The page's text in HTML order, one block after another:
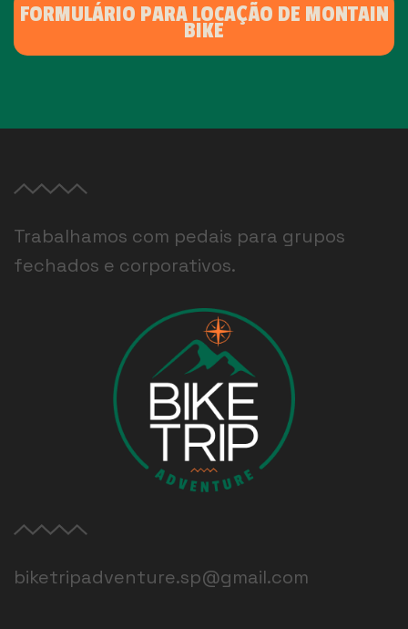
FORMULÁRIO PARA LOCAÇÃO DE MONTAIN
BIKE
Trabalhamos com pedais para grupos
fechados e corporativos.
biketripadventure.sp@gmail.com